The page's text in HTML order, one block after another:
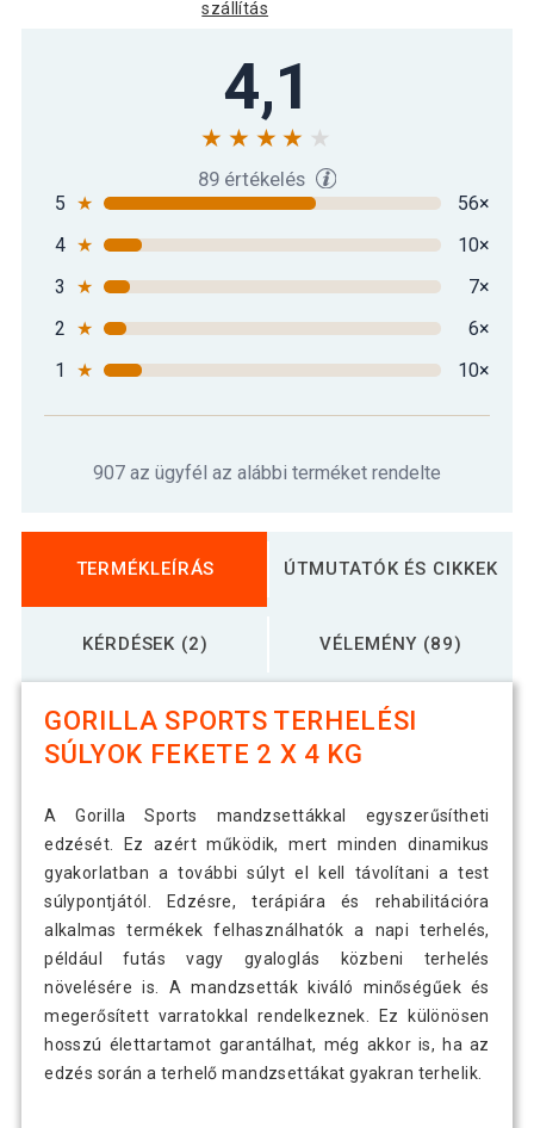
szállítás
4,1
89 értékelés
5 ★
56×
4 ★
10×
3
★
7×
2 ★
6×
1
★ 10×
907 az ügyfél az alábbi terméket rendelte
TERMÉKLEÍRÁS ÚTMUTATÓK ÉS CIKKEK
KÉRDÉSEK (2) VÉLEMÉNY (89)
GORILLA SPORTS TERHELÉSI
SÚLYOK FEKETE 2 X 4 KG
A Gorilla Sports mandzsettákkal egyszerűsítheti
edzését. Ez azért működik, mert minden dinamikus
gyakorlatban a további súlyt el kell távolítani a test
súlypontjától. Edzésre, terápiára és rehabilitációra
alkalmas termékek felhasználhatók a napi terhelés,
például futás vagy gyaloglás közbeni terhelés
növelésére is. A mandzsetták kiváló minőségűek és
megerősített varratokkal rendelkeznek. Ez különösen
hosszú élettartamot garantálhat, még akkor is, ha az
edzés során a terhelő mandzsettákat gyakran terhelik.